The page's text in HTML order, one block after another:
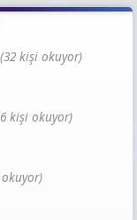
(32 kişi okuyor)
kişi okuyor)